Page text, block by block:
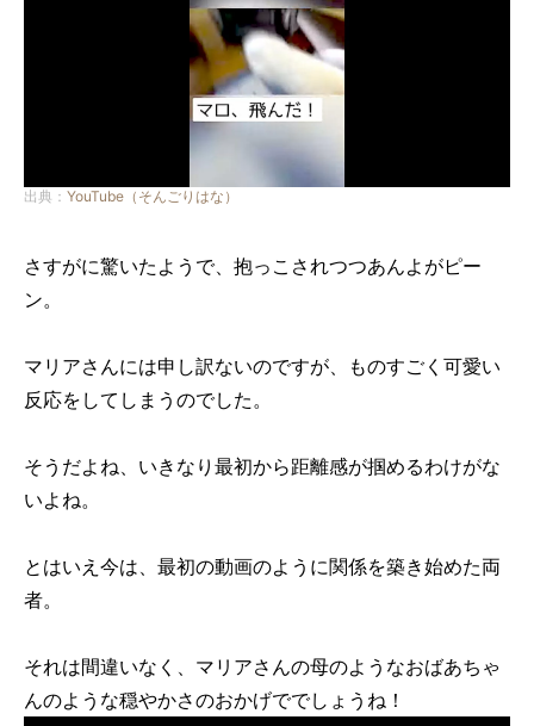
出典： YouTube（そんごりはな）
さすがに驚いたようで、抱っこされつつあんよがピー
ン。
マリアさんには申し訳ないのですが、ものすごく可愛い
反応をしてしまうのでした。
そうだよね、いきなり最初から距離感が掴めるわけがな
いよね。
とはいえ今は、最初の動画のように関係を築き始めた両
者。
それは間違いなく、マリアさんの母のようなおばあちゃ
んのような穏やかさのおかげででしょうね！